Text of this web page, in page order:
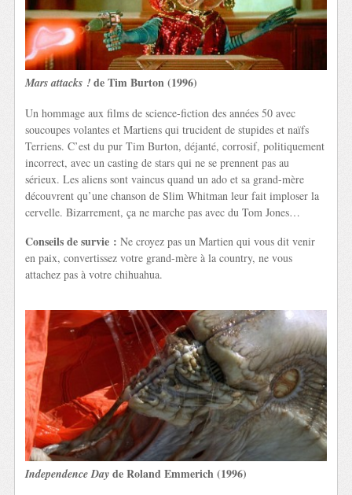
Mars attacks ! de Tim Burton (1996)
Un hommage aux films de science-fiction des années 50 avec
soucoupes volantes et Martiens qui trucident de stupides et naïfs
Terriens. C’est du pur Tim Burton, déjanté, corrosif, politiquement
incorrect, avec un casting de stars qui ne se prennent pas au
sérieux. Les aliens sont vaincus quand un ado et sa grand-mère
découvrent qu’une chanson de Slim Whitman leur fait imploser la
cervelle. Bizarrement, ça ne marche pas avec du Tom Jones…
Conseils de survie : Ne croyez pas un Martien qui vous dit venir
en paix, convertissez votre grand-mère à la country, ne vous
attachez pas à votre chihuahua.
Independence Day de Roland Emmerich (1996)